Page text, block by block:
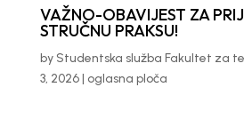
VAŽNO-OBAVIJEST ZA
STRUČNU PRAKSU!
by Studentska služba Fakultet za
3, 2026| oglasna ploča